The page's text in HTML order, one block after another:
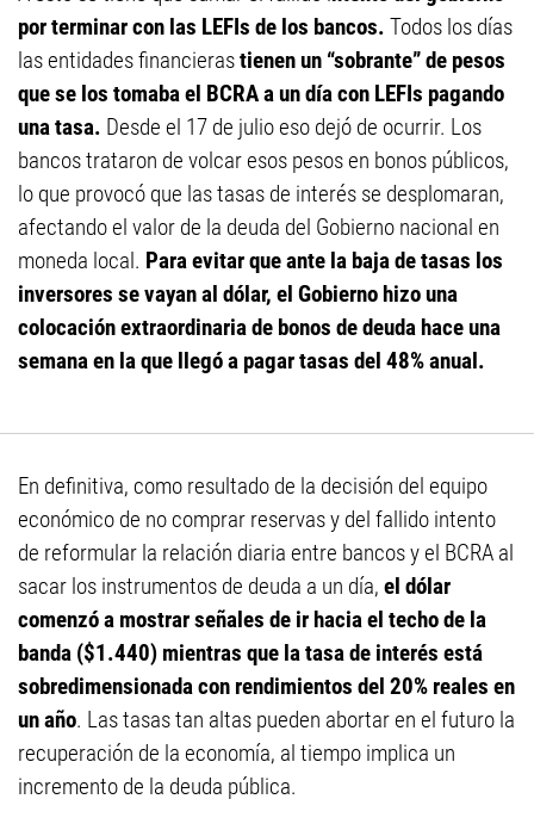
por terminar con las LEFIs de los bancos. Todos los días
las entidades financierastienen un “sobrante” de pesos
que se los tomaba el BCRA a un día con LEFIs pagando
una tasa. Desde el 17 de julio eso dejó de ocurrir. Los
bancos trataron de volcar esos pesos en bonos públicos,
lo que provocó que las tasas de interés se desplomaran,
afectando el valor de la deuda del Gobierno nacional en
moneda local. Para evitar que ante la baja de tasas los
inversores se vayan al dólar, el Gobierno hizo una
colocación extraordinaria de bonos de deuda hace una
semana en la que llegó a pagar tasas del 48% anual.
En definitiva, como resultado de la decisión del equipo
económico de no comprar reservas y del fallido intento
de reformular la relación diaria entre bancos y el BCRA al
sacar los instrumentos de deuda a un día, el dólar
comenzó a mostrar señales de ir hacia el techo de la
banda ($1.440) mientras que la tasa de interés está
sobredimensionada con rendimientos del 20% reales en
un año. Las tasas tan altas pueden abortar en el futuro la
recuperación de la economía, al tiempo implica un
incremento de la deuda pública.